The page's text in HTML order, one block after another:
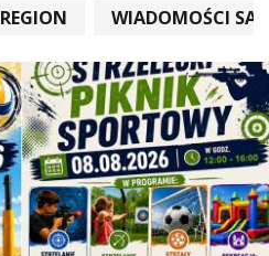
REGION WIADOMOŚCI